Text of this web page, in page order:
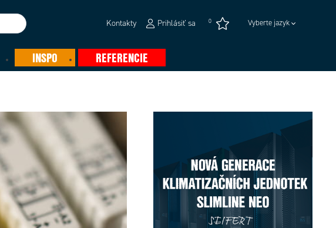
Kontakty Prihlásiť sa 0 Vyberte jazyk
INSPO REFERENCIE